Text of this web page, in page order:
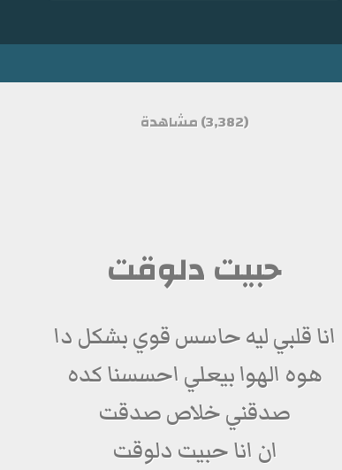
(3,382) مشاهدة
حبيت دلوقت
انا قلبي ليه حاسس قوي بشكل دا
هوه الهوا بيعلي احسسنا كده
صدقني خلاص صدقت
ان انا حبيت دلوقت